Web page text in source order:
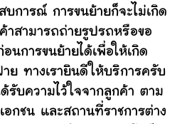
บการณ์ การขนย้ายก็จะไม่เกิด
าสามารถถ่ายรูปรถหรือขอ
นการขนย้ายได้เพื่อให้เกิด
ย ทางเรายินดีให้บริการครับ
รับความไว้ใจจากลูกค้า ตาม
กชน และสถานที่ราชการต่าง